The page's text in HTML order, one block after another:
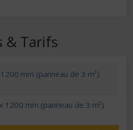
& Tarifs
mm (panneau de 3 m²)
1200 mm (panneau de 3 m²)